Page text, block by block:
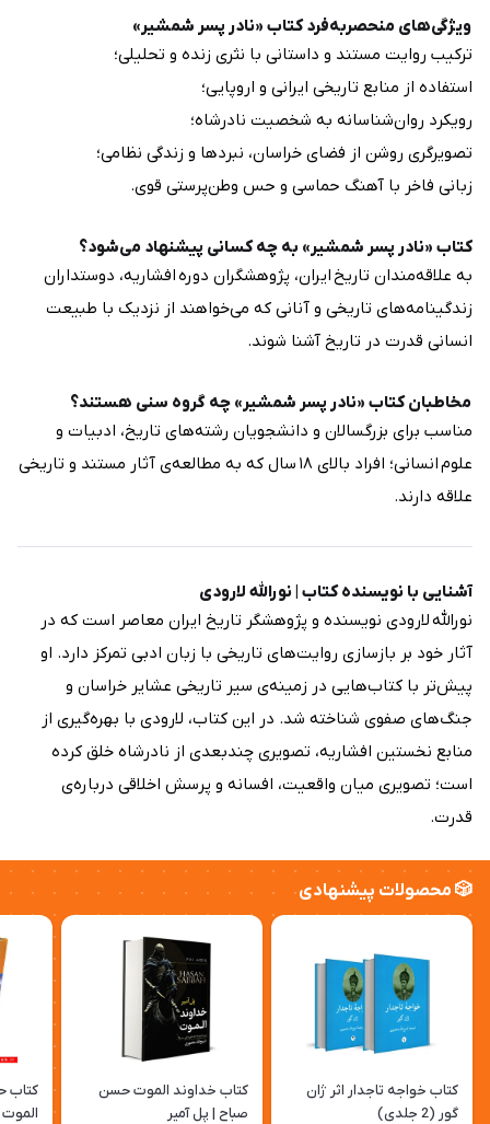
ویژگی‌های منحصربه‌فرد کتاب «نادر پسر شمشیر»
ترکیب روایت مستند و داستانی با نثری زنده و تحلیلی؛
استفاده از منابع تاریخی ایرانی و اروپایی؛
رویکرد روان‌شناسانه به شخصیت نادرشاه؛
تصویرگری روشن از فضای خراسان، نبردها و زندگی نظامی؛
زبانی فاخر با آهنگ حماسی و حس وطن‌پرستی قوی.
کتاب «نادر پسر شمشیر» به چه کسانی پیشنهاد می‌شود؟
به علاقه‌مندان تاریخ ایران، پژوهشگران دوره افشاریه، دوستداران
زندگینامه‌های تاریخی و آنانی که می‌خواهند از نزدیک با طبیعت
انسانی قدرت در تاریخ آشنا شوند.
مخاطبان کتاب «نادر پسر شمشیر» چه گروه سنی هستند؟
مناسب برای بزرگسالان و دانشجویان رشته‌های تاریخ، ادبیات و
علوم انسانی؛ افراد بالای ۱۸ سال که به مطالعه‌ی آثار مستند و تاریخی
علاقه دارند.
آشنایی با نویسنده کتاب | نورالله لارودی
نورالله لارودی نویسنده و پژوهشگر تاریخ ایران معاصر است که در
آثار خود بر بازسازی روایت‌های تاریخی با زبان ادبی تمرکز دارد. او
پیش‌تر با کتاب‌هایی در زمینه‌ی سیر تاریخی عشایر خراسان و
جنگ‌های صفوی شناخته شد. در این کتاب، لارودی با بهره‌گیری از
منابع نخستین افشاریه، تصویری چندبعدی از نادرشاه خلق کرده
است؛ تصویری میان واقعیت، افسانه و پرسش اخلاقی درباره‌ی
قدرت.
🎲 محصولات پیشنهادی
کتاب خواجه تاجدار اثر ژان
گور (2 جلدی)
کتاب خداوند الموت حسن
صباح | پل آمیر
کتاب
الموت